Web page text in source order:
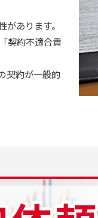
あります。
契約不適合責
契約が一般的